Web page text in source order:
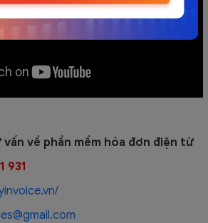
về phần mềm hóa đơn điện tử
931